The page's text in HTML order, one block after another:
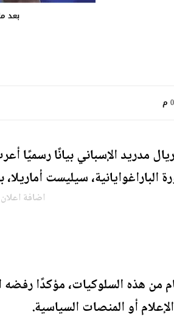
بعد
مدريد الإسباني بيانًا رسميًا
الباراغوايانية، سيليست
اضافة اعلان
من هذه السلوكيات، مؤكدًا
أو المنصات السياسية.